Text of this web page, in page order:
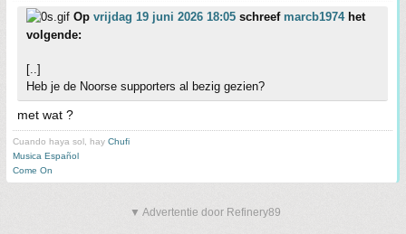
Op vrijdag 19 juni 2026 18:05 schreef marcb1974het
volgende:
[..]
Heb je de Noorse supporters al bezig gezien?
met wat ?
Cuando haya sol, hay Chufi
Musica Español
Come On
▼ Advertentie door Refinery89